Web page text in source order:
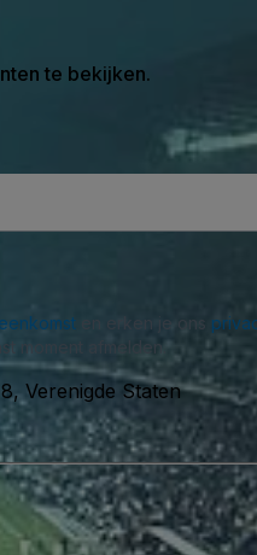
te bekijken.
en erken je ons
moment afmelden.
Verenigde Staten